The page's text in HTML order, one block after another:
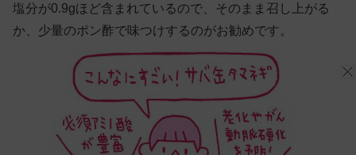
塩分が0.9gほど含まれているので、そのまま召し上がる
か、少量のポン酢で味つけするのがお勧めです。